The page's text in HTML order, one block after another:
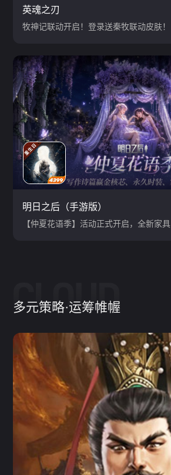
英魂之刃
牧神记联动开启！登录送秦牧联动皮肤！
明日之后（手游版）
【仲夏花语季】活动正式开启，全新家具
多元策略·运筹帷幄